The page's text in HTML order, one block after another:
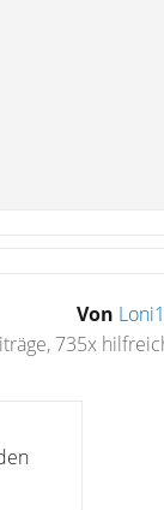
Von
735x